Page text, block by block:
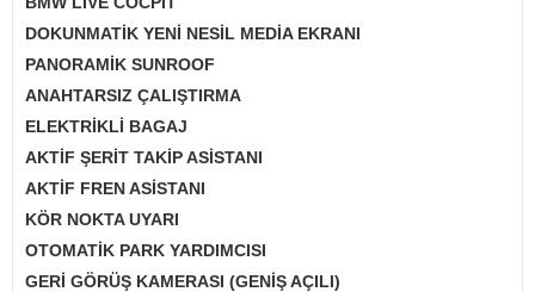
DOKUNMATİK YENİ NESİL MEDİA EKRANI
PANORAMİK SUNROOF
ANAHTARSIZ ÇALIŞTIRMA
ELEKTRİKLİ BAGAJ
AKTİF ŞERİT TAKİP ASİSTANI
AKTİF FREN ASİSTANI
KÖR NOKTA UYARI
OTOMATİK PARK YARDIMCISI
GERİ GÖRÜŞ KAMERASI (GENİŞ AÇILI)